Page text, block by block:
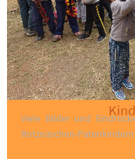
Viele Bilder und
Rotznäschen-Patenkindern